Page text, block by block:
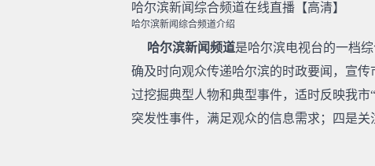
哈尔滨新闻综合频道在线直播【高清】
哈尔滨新闻综合频道介绍
哈尔滨新闻频道是哈尔滨电视台的一档
确及时向观众传递哈尔滨的时政要闻，宣
过挖掘典型人物和典型事件，适时反映我
突发性事件，满足观众的信息需求；四是关